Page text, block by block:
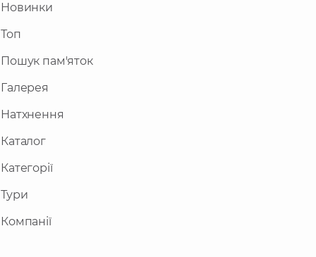
Новинки
Топ
Пошук пам'яток
Галерея
Натхнення
Каталог
Категорії
Тури
Компанії